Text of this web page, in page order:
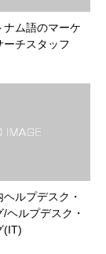
ナム語のマーケ
ーチスタッフ
ヘルプデスク・
ヘルプデスク・
(IT)